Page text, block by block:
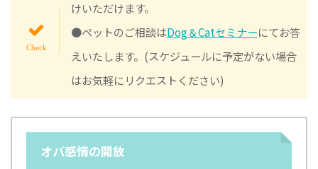
けいただけます。
●ペットのご相談はDog＆Catセミナーにてお答
えいたします。(スケジュールに予定がない場合
はお気軽にリクエストください)
オパ感情の開放